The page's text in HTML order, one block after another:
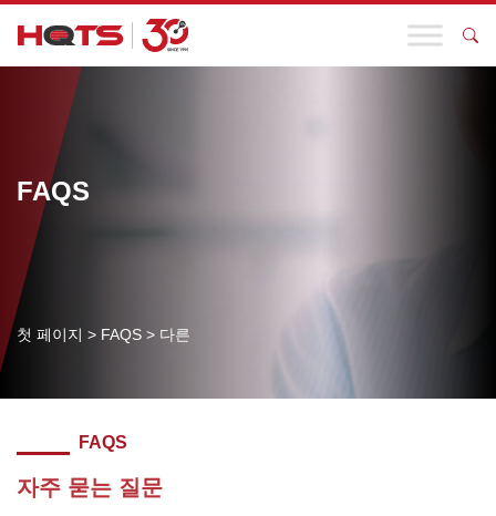
FAQS
첫 페이지 > FAQS > 다른
FAQS
자주 묻는 질문